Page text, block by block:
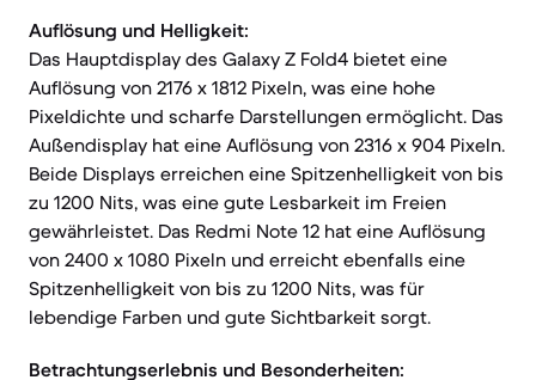
Auflösung und Helligkeit:
Das Hauptdisplay des Galaxy Z Fold4 bietet eine
Auflösung von 2176 x 1812 Pixeln, was eine hohe
Pixeldichte und scharfe Darstellungen ermöglicht. Das
Außendisplay hat eine Auflösung von 2316 x 904 Pixeln.
Beide Displays erreichen eine Spitzenhelligkeit von bis
zu 1200 Nits, was eine gute Lesbarkeit im Freien
gewährleistet. Das Redmi Note 12 hat eine Auflösung
von 2400 x 1080 Pixeln und erreicht ebenfalls eine
Spitzenhelligkeit von bis zu 1200 Nits, was für
lebendige Farben und gute Sichtbarkeit sorgt.
Betrachtungserlebnis und Besonderheiten: